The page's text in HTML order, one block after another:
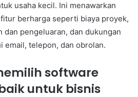
usaha kecil. Ini menawarkan
berharga seperti biaya proyek,
dan pengeluaran, dan dukungan
email, telepon, dan obrolan.
software
untuk bisnis